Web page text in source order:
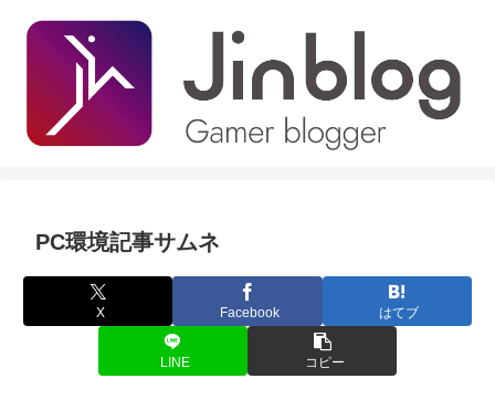
PC環境記事サムネ
X Facebook はてブ
LINE コピー